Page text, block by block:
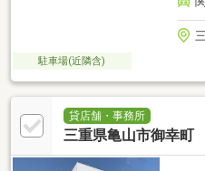
駐車場(近隣含)
貸店舗・事務所
三重県亀山市御幸町